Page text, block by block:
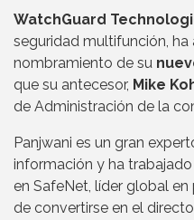
WatchGuard
seguridad multifunción, ha
nombramiento de su
que su antecesor, Mike
de Administración de la
Panjwani es un gran
información y ha
en SafeNet, líder global
de convertirse en el